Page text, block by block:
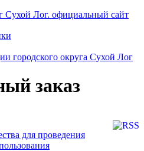
Лог. официальный сайт
городского округа Сухой Лог
заказ
для проведения